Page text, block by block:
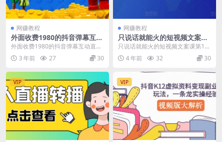
网赚教程
外面收费1980的抖音弹幕互动
直播最强弹珠，抖音报白，实
外面收费1980的抖音弹幕互动直播
最强弹珠，抖音报白，实时互动直
播【软件+教程】...
3 年前 27 30
网赚教程
只说话就能火的短视频文案课
第19期，写出更优质更易于传
只说话就能火的短视频文案课第19
期，写出更优质更易于传播的文案
课程介绍： 课程...
4 年前 32 30
VIP VIP